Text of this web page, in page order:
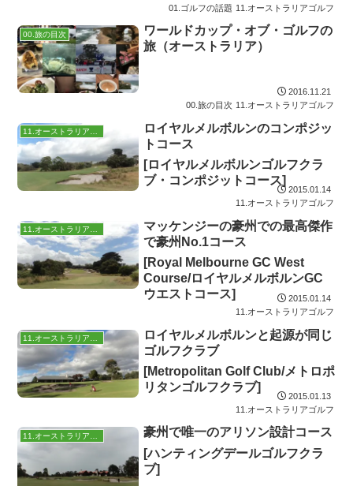
01.ゴルフの話題 11.オーストラリアゴルフ
00.旅の目次
ワールドカップ・オブ・ゴルフの
旅（オーストラリア）
2016.11.21
00.旅の目次 11.オーストラリアゴルフ
11.オーストラリアゴルフ
ロイヤルメルボルンのコンポジッ
トコース
[ロイヤルメルボルンゴルフクラ
ブ・コンポジットコース]
2015.01.14
11.オーストラリアゴルフ
マッケンジーの豪州での最高傑作
で豪州No.1コース
[Royal Melbourne GC West
Course/ロイヤルメルボルンGC
ウエストコース]
2015.01.14
11.オーストラリアゴルフ
ロイヤルメルボルンと起源が同じ
ゴルフクラブ
[Metropolitan Golf Club/メトロポ
リタンゴルフクラブ]
2015.01.13
11.オーストラリアゴルフ
豪州で唯一のアリソン設計コース
[ハンティングデールゴルフクラ
ブ]